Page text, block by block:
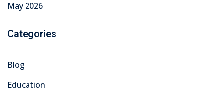
May 2026
Categories
Blog
Education